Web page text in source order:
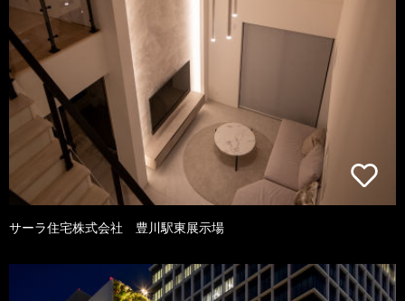
サーラ住宅株式会社 豊川駅東展示場